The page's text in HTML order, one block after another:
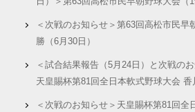
＜次戦のお知らせ＞第63回高松市民早
勝（6月30日）
＜試合結果報告（5月24日）と次戦の
天皇賜杯第81回全日本軟式野球大会 香
＜次戦のお知らせ＞天皇賜杯第81回全